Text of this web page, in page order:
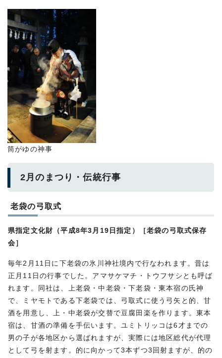
筒がゆの神事
2月のまつり・伝統行事
老袋の弓取式
県指定文化財（平成8年3月19日指定）［老袋の弓取式保存
会］
毎年2月11日に下老袋の氷川神社境内で行なわれます。昔は
正月11日の行事でした。アマサケマチ・トウフサシとも呼ば
れます。同社は、上老袋・中老袋・下老袋・東本宿の氏神
で、ミヤモトである下老袋では、弓取式に使う弓矢と的、甘
酒を用意し、上・中老袋が交替で豆腐田楽を作ります。東本
宿は、甘酒の準備を手伝います。ユミトリッコは6才までの
男の子が各地区から選ばれますが、実際には地区総代が代理
として弓を射ます。的に向かって3本ずつ3回射ますが、的の